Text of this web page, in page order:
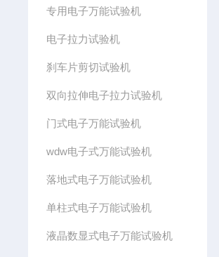
专用电子万能试验机
电子拉力试验机
刹车片剪切试验机
双向拉伸电子拉力试验机
门式电子万能试验机
wdw电子式万能试验机
落地式电子万能试验机
单柱式电子万能试验机
液晶数显式电子万能试验机